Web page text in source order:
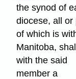
the synod of
diocese, all or
of which is
Manitoba,
with the said
member a